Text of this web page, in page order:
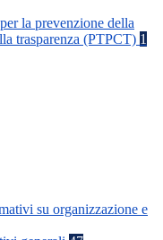
la prevenzione della
trasparenza (PTPCT) 1
su organizzazione e